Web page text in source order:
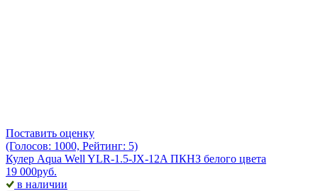
Поставить оценку
(Голосов: 1000, Рейтинг: 5)
Кулер Aqua Well YLR-1.5-JX-12A ПКНЗ белого цвета
19 000руб.
в наличии